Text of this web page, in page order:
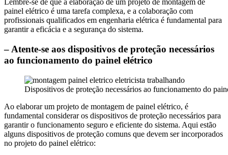
Lembre-se de que a elaboração de um projeto de montagem de
painel elétrico é uma tarefa complexa, e a colaboração com
profissionais qualificados em engenharia elétrica é fundamental para
garantir a eficácia e a segurança do sistema.
– Atente-se aos dispositivos de proteção necessários
ao funcionamento do painel elétrico
Dispositivos de proteção necessários ao funcionamento do
Ao elaborar um projeto de montagem de painel elétrico, é
fundamental considerar os dispositivos de proteção necessários para
garantir o funcionamento seguro e eficiente do sistema. Aqui estão
alguns dispositivos de proteção comuns que devem ser incorporados
no projeto do painel elétrico: